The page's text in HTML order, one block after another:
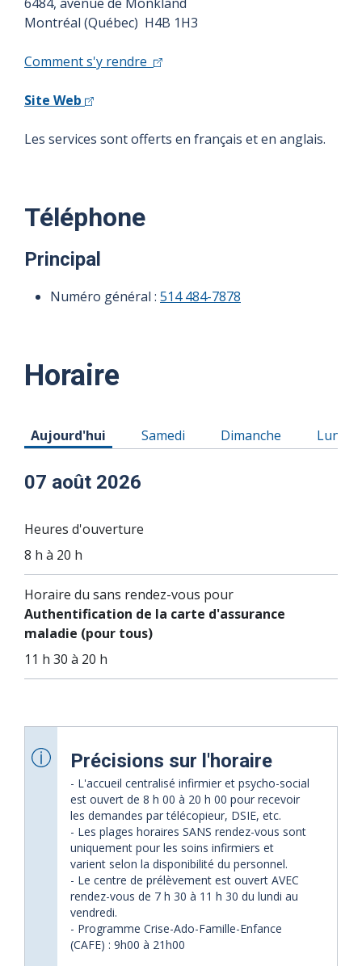
Montréal (Québec) H4B 1H3
Comment s'y rendre
Site Web
Les services sont offerts en français et en anglais.
Téléphone
Principal
Numéro général : 514 484-7878
Horaire
Horaire du Vendredi 07 août 2026
Aujourd'hui Horaire du Samedi 08 août 2026
Samedi Horaire du Dimanche
Dimanche Lundi
07 août 2026
Heures d'ouverture
8 h à 20 h
Horaire du sans rendez-vous pour
Authentification de la carte d'assurance
maladie (pour tous)
11 h 30 à 20 h
Précisions sur l'horaire
- L'accueil centralisé infirmier et psycho-social
est ouvert de 8 h 00 à 20 h 00 pour recevoir
les demandes par télécopieur, DSIE, etc.
- Les plages horaires SANS rendez-vous sont
uniquement pour les soins infirmiers et
varient selon la disponibilité du personnel.
- Le centre de prélèvement est ouvert AVEC
rendez-vous de 7 h 30 à 11 h 30 du lundi au
vendredi.
- Programme Crise-Ado-Famille-Enfance
(CAFE) : 9h00 à 21h00